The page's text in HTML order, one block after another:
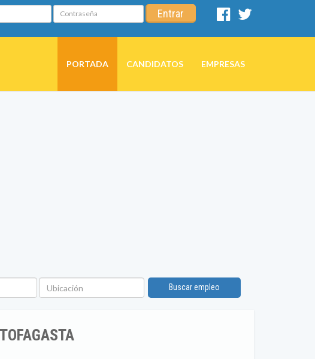
Contraseña Entrar
Facebook
PORTADA CANDIDATOS EMPRESAS
Ubicación
Buscar empleo